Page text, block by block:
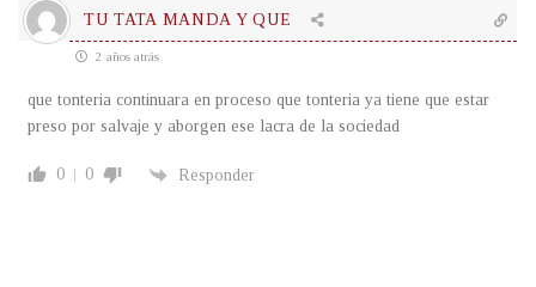
TU TATA MANDA Y QUE
2 años atrás
que tonteria continuara en proceso que tonteria ya tiene que estar
preso por salvaje y aborgen ese lacra de la sociedad
0 0 Responder